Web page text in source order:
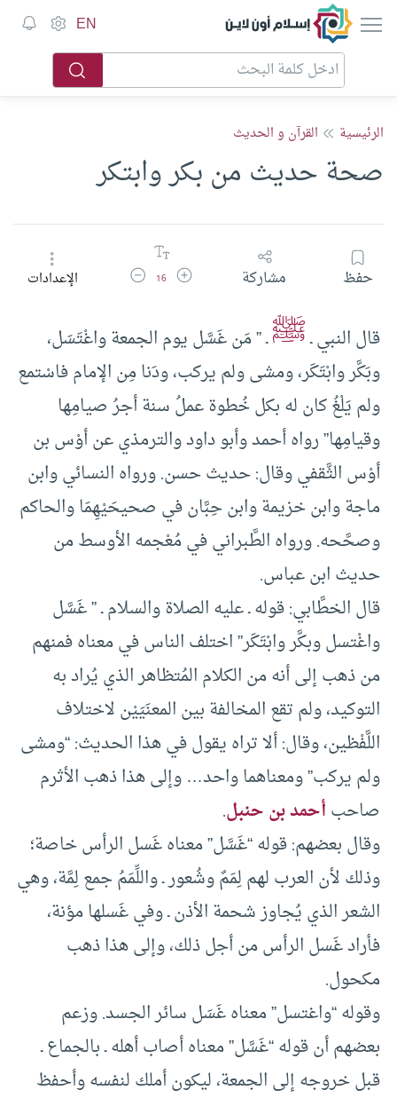
إسلام أون لاين EN
الرئيسية القرآن و الحديث
صحة حديث من بكر وابتكر
حفظ مشاركة زيادة حجم الخط
16 تقليل حجم الخطالإعدادات
قال النبي ـﷺـ ” مَن غَسَّل يوم الجمعة واغْتَسَل،
وبَكَّر وابْتَكَر، ومشى ولم يركب، ودَنا مِن الإمام فاسْتمع
ولم يَلْغُ كان له بكل خُطوة عملُ سنة أجرُ صيامِها
وقيامِها” رواه أحمد وأبو داود والترمذي عن أوْس بن
أوْس الثَّقفي وقال: حديث حسن. ورواه النسائي وابن
ماجة وابن خزيمة وابن حِبَّان في صحيحَيْهِمَا والحاكم
وصحَّحه. ورواه الطَّبراني في مُعْجمه الأوسط من
حديث ابن عباس.
قال الخطَّابي: قوله ـ عليه الصلاة والسلام ـ ” غَسَّل
واغْتسل وبكَّر وابْتَكَر” اختلف الناس في معناه فمنهم
من ذهب إلى أنه من الكلام المُتظاهر الذي يُراد به
التوكيد، ولم تقع المخالفة بين المعنَيَيْن لاختلاف
اللَّفْظين، وقال: ألا تراه يقول في هذا الحديث: “ومشى
ولم يركب” ومعناهما واحد… وإلى هذا ذهب الأثرم
صاحبأحمد بن حنبل.
وقال بعضهم: قوله “غَسَّل” معناه غَسل الرأس خاصة؛
وذلك لأن العرب لهم لِمَمٌ وشُعور ـ واللِّمَمُ جمع لِمَّة، وهي
الشعر الذي يُجاوز شحمة الأذن ـ وفي غَسلها مؤنة،
فأراد غَسل الرأس من أجل ذلك، وإلى هذا ذهب
مكحول.
وقوله “واغتسل” معناه غَسَل سائر الجسد. وزعم
بعضهم أن قوله “غَسَّل” معناه أصاب أهله ـ بالجماع ـ
قبل خروجه إلى الجمعة، ليكون أملك لنفسه وأحفظ